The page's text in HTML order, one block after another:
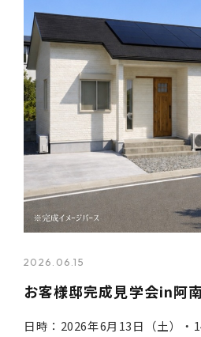
2026.06.15
お客様邸完成見学会in阿
日時：2026年6月13日（土）・